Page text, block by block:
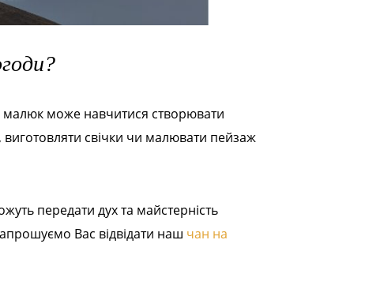
малюк може навчитися створювати
свічки чи малювати пейзаж
передати дух та майстерність
Вас відвідати наш чан на